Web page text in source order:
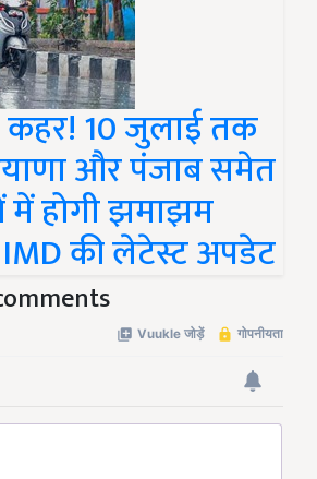
10 जुलाई तक
और पंजाब समेत
में होगी झमाझम
की लेटेस्ट अपडेट